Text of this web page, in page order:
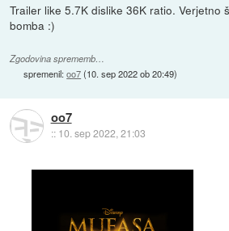
Trailer like 5.7K dislike 36K ratio. Verjetno
bomba :)
Zgodovina sprememb…
spremenil:oo7(10. sep 2022 ob 20:49)
oo7
:: 10. sep 2022, 21:03